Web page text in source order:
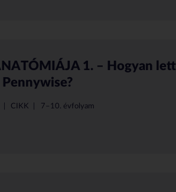
1. – Hogyan lett
CIKK 7–10. évfolyam